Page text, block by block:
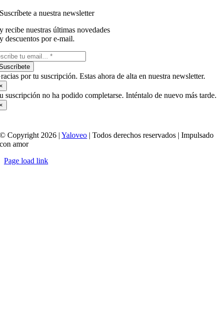
Suscríbete a nuestra newsletter
y recibe nuestras últimas novedades
y descuentos por e-mail.
por tu suscripción. Estas ahora de alta en nuestra newsletter.
suscripción no ha podido completarse. Inténtalo de nuevo más tarde.
© Copyright 2026 |Yaloveo | Todos derechos reservados | Impulsado
con amor
Page load link